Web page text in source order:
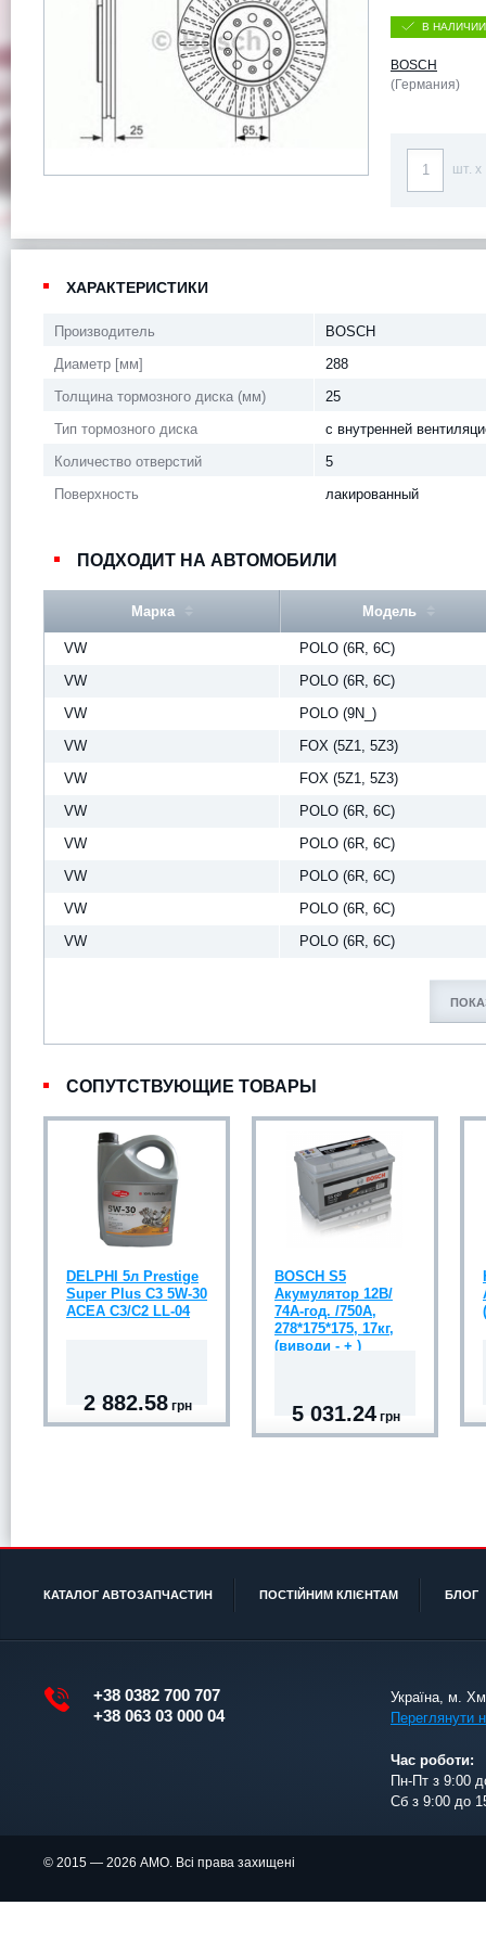
В НАЛИЧИИ
BOSCH
(Германия)
шт. x
ХАРАКТЕРИСТИКИ
Производитель
BOSCH
Диаметр [мм]
288
Толщина тормозного диска (мм)
25
Тип тормозного диска
с внутренней
Количество отверстий
5
Поверхность
лакированный
ПОДХОДИТ НА АВТОМОБИЛИ
Марка Модель
VW
POLO (6R, 6C)
VW
POLO (6R, 6C)
VW
POLO (9N_)
VW
FOX (5Z1, 5Z3)
VW
FOX (5Z1, 5Z3)
VW
POLO (6R, 6C)
VW
POLO (6R, 6C)
VW
POLO (6R, 6C)
VW
POLO (6R, 6C)
VW
POLO (6R, 6C)
СОПУТСТВУЮЩИЕ ТОВАРЫ
DELPHI 5л Prestige
Super Plus C3 5W-30
ACEA C3/C2 LL-04
2 882.58 грн
BOSCH S5
Акумулятор 12В/
74А-год. /750А,
278*175*175, 17кг,
(виводи - + )
5 031.24 грн
КАТАЛОГ АВТОЗАПЧАСТИН ПОСТІЙНИМ КЛІЄНТАМ БЛОГ
+38 0382 700 707
+38 063 03 000 04
Україна, м.
Переглянути
Час роботи:
Пн-Пт з 9:00
Сб з 9:00 до
© 2015 — 2026 АМО. Всі права захищені